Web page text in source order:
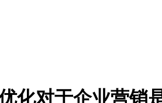
化对于企业营销